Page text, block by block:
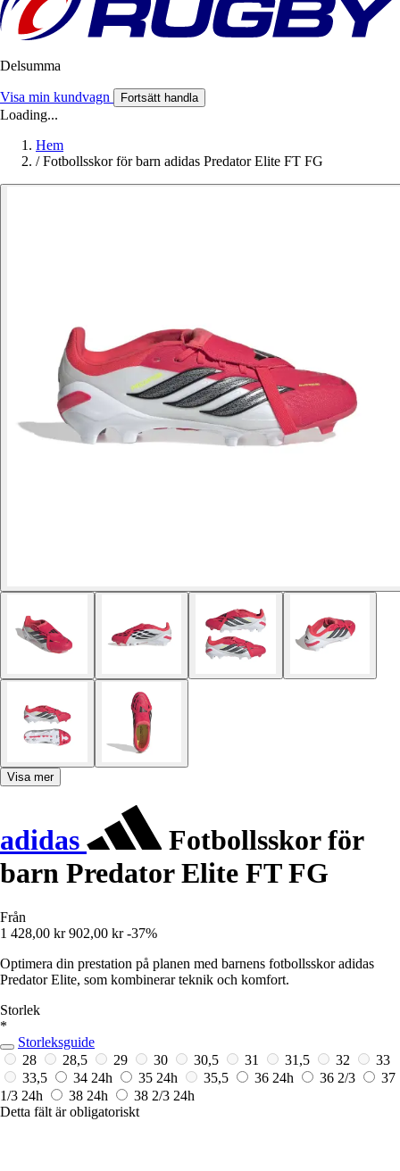
Delsumma
Visa min kundvagn Fortsätt handla
Loading...
Hem
/ Fotbollsskor för barn adidas Predator Elite FT FG
Visa mer
adidas
Fotbollsskor för
barn Predator Elite FT FG
Från
1 428,00 kr 902,00 kr -37%
Optimera din prestation på planen med barnens fotbollsskor adidas
Predator Elite, som kombinerar teknik och komfort.
Storlek
*
Storleksguide
28
28,5 29 30 30,5 31 31,5 32
33
33,5
34 24h 35 24h 35,5 36 24h 36 2/3
37
1/3 24h 38 24h 38 2/3 24h
Detta fält är obligatoriskt